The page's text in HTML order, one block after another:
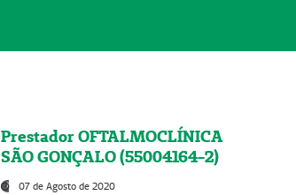
Prestador OFTALMOCLÍNICA
SÃO GONÇALO (55004164-2)
07 de Agosto de 2020